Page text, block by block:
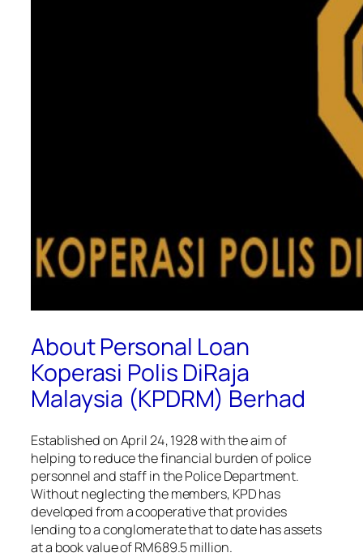
About Personal Loan
Koperasi Polis DiRaja
Malaysia (KPDRM) Berhad
Established on April 24, 1928 with the aim of
helping to reduce the financial burden of police
personnel and staff in the Police Department.
Without neglecting the members, KPD has
developed from a cooperative that provides
lending to a conglomerate that to date has assets
at a book value of RM689.5 million.